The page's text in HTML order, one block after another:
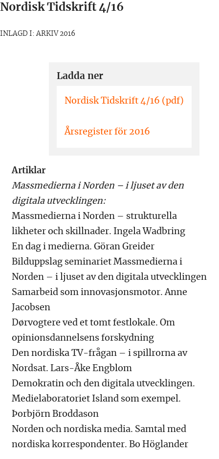
Nordisk Tidskrift 4/16
INLAGD I: ARKIV 2016
Ladda ner
Nordisk Tidskrift 4/16 (pdf)
Årsregister för 2016
Artiklar
Massmedierna i Norden – i ljuset av den
digitala utvecklingen:
Massmedierna i Norden – strukturella
likheter och skillnader. Ingela Wadbring
En dag i medierna. Göran Greider
Bilduppslag seminariet Massmedierna i
Norden – i ljuset av den digitala utvecklingen
Samarbeid som innovasjonsmotor. Anne
Jacobsen
Dørvogtere ved et tomt festlokale. Om
opinionsdannelsens forskydning
Den nordiska TV-frågan – i spillrorna av
Nordsat. Lars-Åke Engblom
Demokratin och den digitala utvecklingen.
Medielaboratoriet Island som exempel.
Þorbjörn Broddason
Norden och nordiska media. Samtal med
nordiska korrespondenter. Bo Höglander